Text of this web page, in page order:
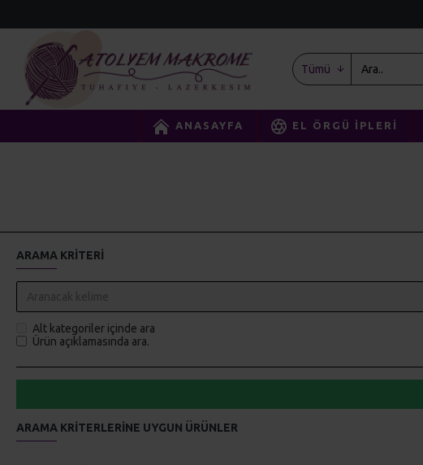
Tümü
ANASAYFA EL ÖRGÜ İPLERI
ARAMA KRITERI
Alt kategoriler içinde ara
Ürün açıklamasında ara.
ARAMA KRITERLERINE UYGUN ÜRÜNLER